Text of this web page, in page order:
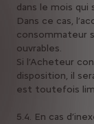
dans le mois qui
Dans ce cas,
consommateur
ouvrables.
Si l’Acheteur
disposition, il
est toutefois
5.4. En cas